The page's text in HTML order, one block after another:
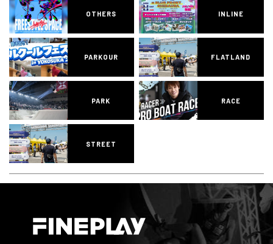
OTHERS INLINE
PARKOUR FLATLAND
PARK RACE
STREET